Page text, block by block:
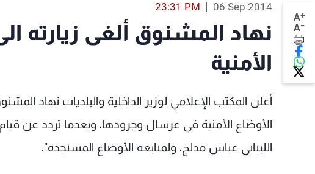
A+
A-
06 Sep 2014
23:31 PM
نهاد المشنوق ألغى زيارته
الأمنية
أعلن المكتب الإعلامي لوزير الداخلية والبلديات نهاد
الأوضاع الأمنية في عرسال وجرودها، وبعدما تردد عن
اللبناني عباس مدلج، ولمتابعة الأوضاع المستجدة".